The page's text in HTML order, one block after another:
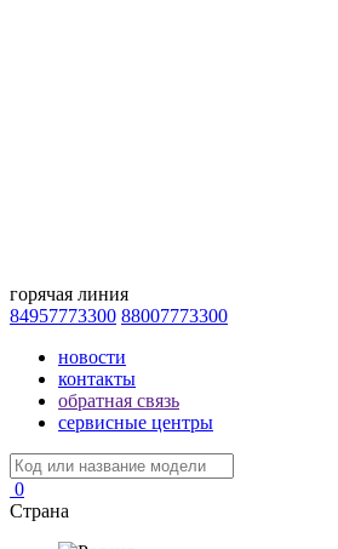
горячая линия
84957773300 88007773300
новости
контакты
обратная связь
сервисные центры
0
Страна